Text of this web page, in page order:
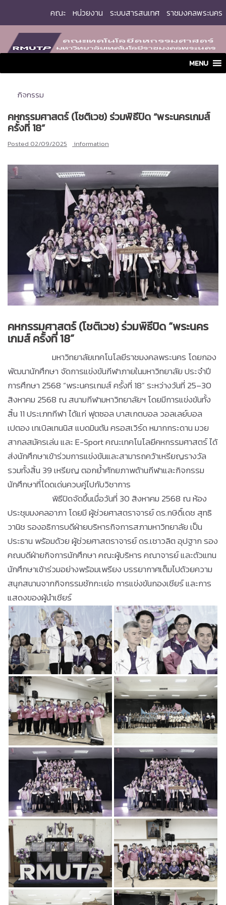
content
คณะ หน่วยงาน ระบบสารสนเทศ ราชมงคลพระนคร
MENU
กิจกรรม
คหกรรมศาสตร์ (โชติเวช) ร่วมพิธีปิด “พระนครเกมส์
ครั้งที่ 18”
Posted 02/09/2025 information
คหกรรมศาสตร์ (โชติเวช) ร่วมพิธีปิด “พระนคร
เกมส์ ครั้งที่ 18”
มหาวิทยาลัยเทคโนโลยีราชมงคลพระนคร โดยกอง
พัฒนานักศึกษา จัดการแข่งขันกีฬาภายในมหาวิทยาลัย ประจำปี
การศึกษา 2568 “พระนครเกมส์ ครั้งที่ 18” ระหว่างวันที่ 25–30
สิงหาคม 2568 ณ สนามกีฬามหาวิทยาลัยฯ โดยมีการแข่งขันทั้ง
สิ้น 11 ประเภทกีฬา ได้แก่ ฟุตซอล บาสเกตบอล วอลเลย์บอล
เปตอง เทเบิลเทนนิส แบดมินตัน ครอสเวิร์ด หมากกระดาน มวย
สากลสมัครเล่น และ E-Sport คณะเทคโนโลยีคหกรรมศาสตร์ ได้
ส่งนักศึกษาเข้าร่วมการแข่งขันและสามารถคว้าเหรียญรางวัล
รวมทั้งสิ้น 39 เหรียญ ตอกย้ำศักยภาพด้านกีฬาและกิจกรรม
นักศึกษาที่โดดเด่นควบคู่ไปกับวิชาการ
พิธีปิดจัดขึ้นเมื่อวันที่ 30 สิงหาคม 2568 ณ ห้อง
ประชุมมงคลอาภา โดยมี ผู้ช่วยศาสตราจารย์ ดร.กษิดิ์เดช สุทธิ
วานิช รองอธิการบดีฝ่ายบริหารกิจการสภามหาวิทยาลัย เป็น
ประธาน พร้อมด้วย ผู้ช่วยศาสตราจารย์ ดร.เชาวลิต อุปฐาก รอง
คณบดีฝ่ายกิจการนักศึกษา คณะผู้บริหาร คณาจารย์ และตัวแทน
นักศึกษาเข้าร่วมอย่างพร้อมเพรียง บรรยากาศเต็มไปด้วยความ
สนุกสนานจากกิจกรรมชักกะเย่อ การแข่งขันกองเชียร์ และการ
แสดงของผู้นำเชียร์